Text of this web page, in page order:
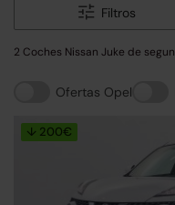
Filtros
2 Coches Nissan Juke de
Ofertas Opel
↓ 200€